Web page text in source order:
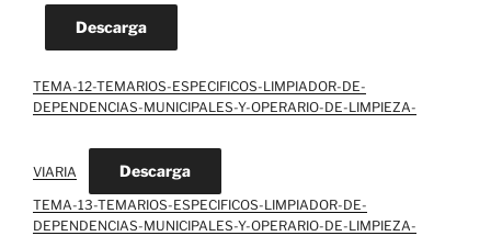
Descarga
TEMA-12-TEMARIOS-ESPECIFICOS-LIMPIADOR-DE-
DEPENDENCIAS-MUNICIPALES-Y-OPERARIO-DE-LIMPIEZA-
VIARIA Descarga
TEMA-13-TEMARIOS-ESPECIFICOS-LIMPIADOR-DE-
DEPENDENCIAS-MUNICIPALES-Y-OPERARIO-DE-LIMPIEZA-